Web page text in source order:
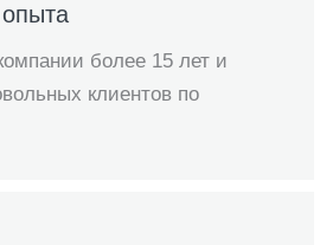
более 15 лет и
клиентов по